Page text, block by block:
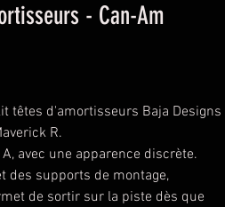
- Can-Am
têtes d'amortisseurs Baja Designs
R.
avec une apparence discrète.
des supports de montage,
de sortir sur la piste dès que